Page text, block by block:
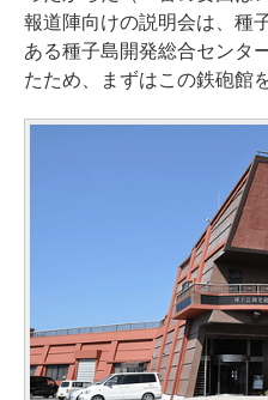
報道陣向けの説明会は、種
ある種子島開発総合センタ
たため、まずはこの鉄砲館